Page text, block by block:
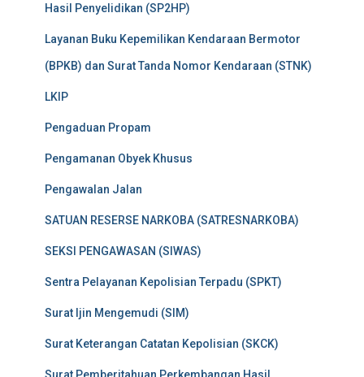
Hasil Penyelidikan (SP2HP)
Layanan Buku Kepemilikan Kendaraan Bermotor
(BPKB) dan Surat Tanda Nomor Kendaraan (STNK)
LKIP
Pengaduan Propam
Pengamanan Obyek Khusus
Pengawalan Jalan
SATUAN RESERSE NARKOBA (SATRESNARKOBA)
SEKSI PENGAWASAN (SIWAS)
Sentra Pelayanan Kepolisian Terpadu (SPKT)
Surat Ijin Mengemudi (SIM)
Surat Keterangan Catatan Kepolisian (SKCK)
Surat Pemberitahuan Perkembangan Hasil